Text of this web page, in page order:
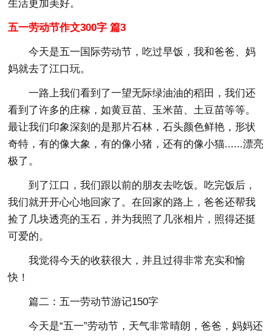
生活更加美好。
五一劳动节作文300字 篇3
今天是五一国际劳动节，吃过早饭，我和爸爸、妈
妈就去了江口玩。
一路上我们看到了一望无际绿油油的稻田，我们还
看到了许多的庄稼，如黄豆苗、玉米苗、土豆苗等等。
最让我们印象深刻的是那片石林，石头颜色鲜艳，形状
奇特，有的像大象，有的像小猪，还有的像小猫......漂亮
极了。
到了江口，我们跟以前的朋友去吃饭。吃完饭后，
我们就开开心心地回家了。在回家的路上，爸爸还帮我
捡了几块透亮的玉石，并为我照了几张相片，照得还挺
可爱的。
我觉得今天的收获很大，并且过得非常充实和愉
快！
篇二：五一劳动节游记150字
今天是“五一”劳动节，天气非常晴朗，爸爸，妈妈还